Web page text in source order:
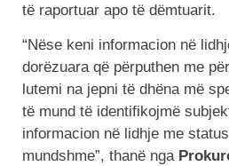
të raportuar apo të dëmtuarit.
“Nëse keni informacion në
dorëzuara që përputhen me
lutemi na jepni të dhëna më
të mund të identifikojmë
informacion në lidhje me
mundshme”, thanë nga